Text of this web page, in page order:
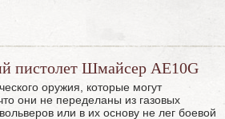
пистолет Шмайсер AE10G
оружия, которые могут
они не переделаны из газовых
или в их основу не лег боевой